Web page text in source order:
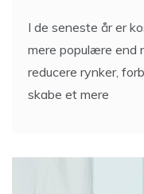
I de seneste år er
mere populære end
reducere rynker,
skabe et mere